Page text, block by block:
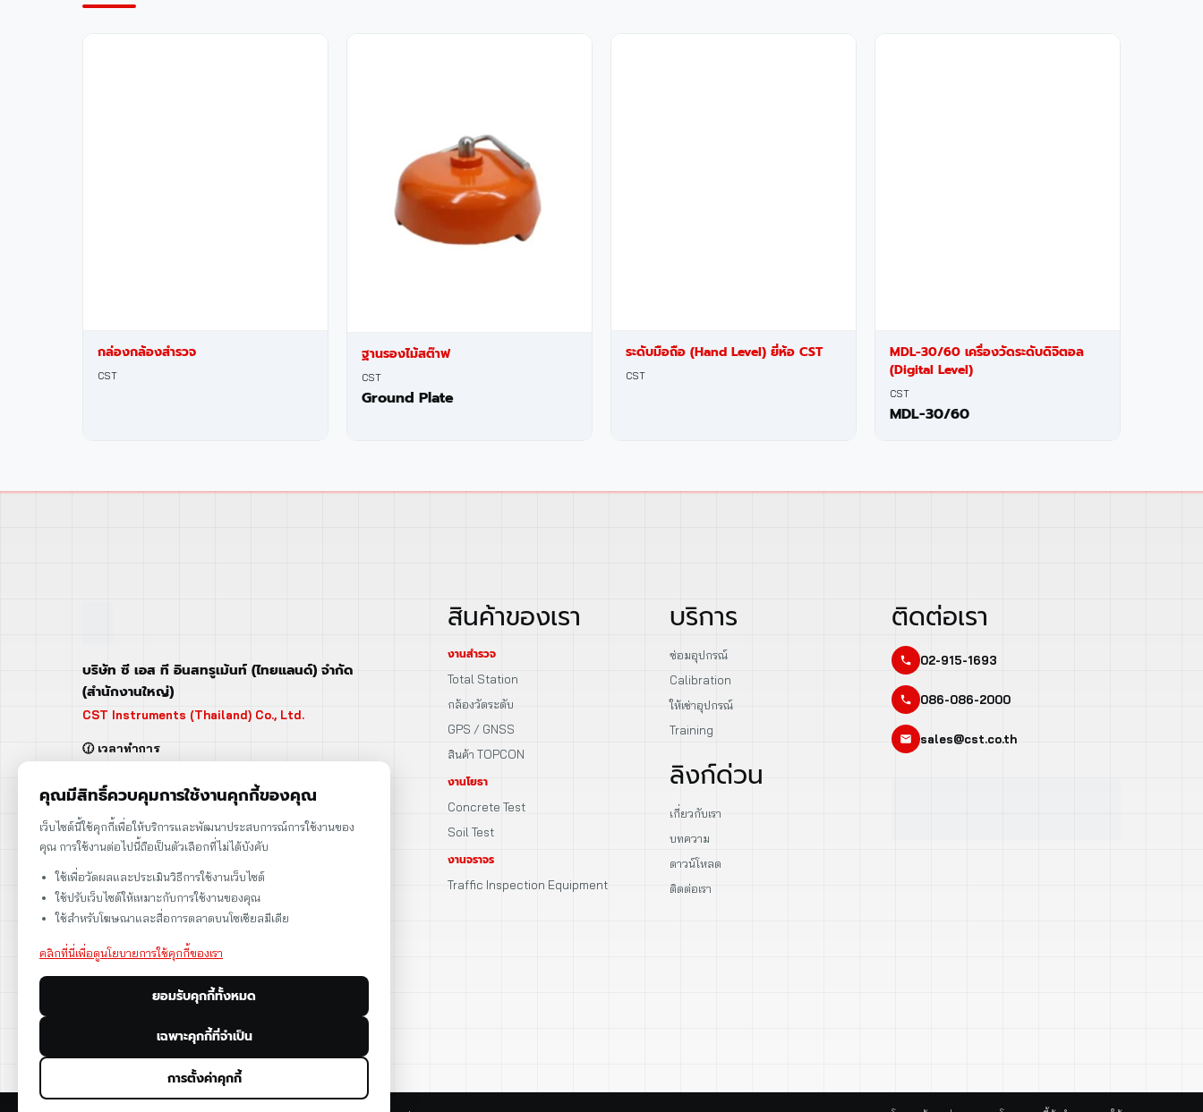
กล่องกล้องสำรวจ
CST
ฐานรองไม้สต๊าฟ
CST
Ground Plate
ระดับมือถือ (Hand Level) ยี่ห้อ CST
CST
MDL-30/60 เครื่องวัดระดับดิจิตอล
(Digital Level)
CST
MDL-30/60
บริษัท ซี เอส ที อินสทรูเม้นท์ (ไทยแลนด์) จำกัด
(สำนักงานใหญ่)
CST Instruments (Thailand) Co., Ltd.
🕜 เวลาทำการ
เสาร์ | 08:00 - 12:00
📍 95 ถ.ร่มเกล้า แขวงคลองสามประเวศ
เขตลาดกระบัง กรุงเทพฯ 10520
Ladkrabang, Bangkok, Thailand 10520
เลขประจำตัวผู้เสียภาษี: 0105566170152
ดูแผนที่
สินค้าของเรา
งานสำรวจ
Total Station
กล้องวัดระดับ
GPS / GNSS
สินค้า TOPCON
งานโยธา
Concrete Test
Soil Test
งานจราจร
Traffic Inspection Equipment
บริการ
ซ่อมอุปกรณ์
Calibration
ให้เช่าอุปกรณ์
Training
ลิงก์ด่วน
เกี่ยวกับเรา
บทความ
ดาวน์โหลด
ติดต่อเรา
ติดต่อเรา
02-915-1693
086-086-2000
sales@cst.co.th
คุณมีสิทธิ์ควบคุมการใช้งานคุกกี้ของคุณ
เว็บไซต์นี้ใช้คุกกี้เพื่อให้บริการและพัฒนาประสบการณ์การใช้งานของ
คุณ การใช้งานต่อไปนี้ถือเป็นตัวเลือกที่ไม่ได้บังคับ
ใช้เพื่อวัดผลและประเมินวิธีการใช้งานเว็บไซต์
ใช้ปรับเว็บไซต์ให้เหมาะกับการใช้งานของคุณ
ใช้สำหรับโฆษณาและสื่อการตลาดบนโซเชียลมีเดีย
คลิกที่นี่เพื่อดูนโยบายการใช้คุกกี้ของเรา
ยอมรับคุกกี้ทั้งหมด
เฉพาะคุกกี้ที่จำเป็น
การตั้งค่าคุกกี้